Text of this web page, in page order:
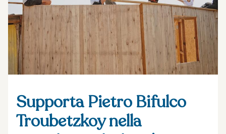
Supporta Pietro Bifulco
Troubetzkoy nella